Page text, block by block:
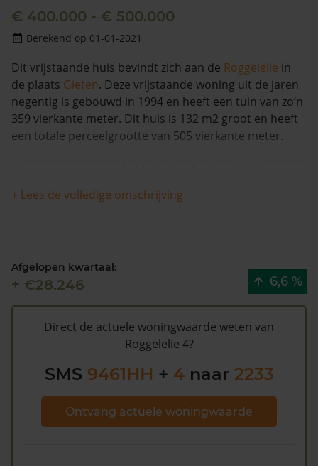
€ 400.000 - € 500.000
Berekend op 01-01-2021
Dit vrijstaande huis bevindt zich aan de Roggelelie in
de plaats Gieten. Deze vrijstaande woning uit de jaren
negentig is gebouwd in 1994 en heeft een tuin van zo’n
359 vierkante meter. Dit huis is 132 m2 groot en heeft
een totale perceelgrootte van 505 vierkante meter.
de afgelopen 12 maanden met meer dan 12% in
waarde gestegen. De woning is na 1993 één keer van
Aa en Hunze is €362.000 (2020). Volgens Kadasterdata
is de kans laag dat deze waarde te hoog is en dat er
bespaard zou kunnen worden op de gemeentelijke
belastingen. Met hetgratis WOZ alarm bent u elk jaar
op de hoogte van uw laatste WOZ waarde en kansen
+ Lees de volledige omschrijving
Afgelopen kwartaal:
+ €28.246 6,6 %
Direct de actuele woningwaarde weten van
Roggelelie 4?
SMS 9461HH + 4naar 2233
Ontvang actuele woningwaarde